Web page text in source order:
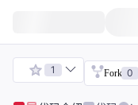
1 Fork 0